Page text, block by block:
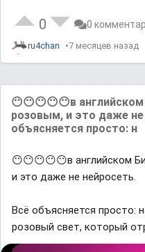
0 0
ru4chan 7 месяцев назад
😶😶😶😶😶в
розовым, и это даже не
объясняется просто: н
😶😶😶😶😶в английском
и это даже не нейросеть.
Всё объясняется просто:
розовый свет, который